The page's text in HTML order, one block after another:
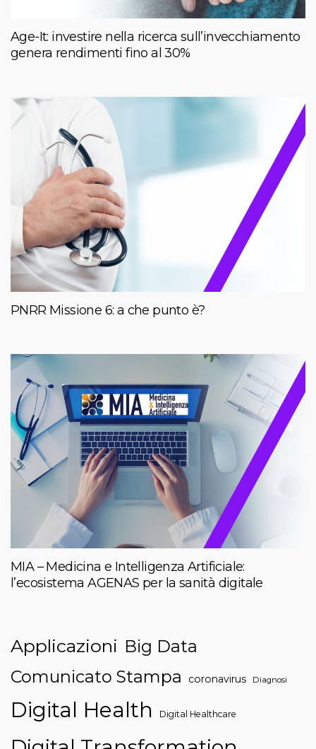
Age-It: investire nella ricerca sull’invecchiamento
genera rendimenti fino al 30%
PNRR Missione 6: a che punto è?
MIA – Medicina e Intelligenza Artificiale:
l’ecosistema AGENAS per la sanità digitale
Applicazioni Big Data
Comunicato Stampa
coronavirus Diagnosi
Digital Health Digital Healthcare